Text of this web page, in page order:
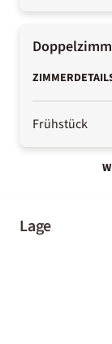
Frühstück
Lage